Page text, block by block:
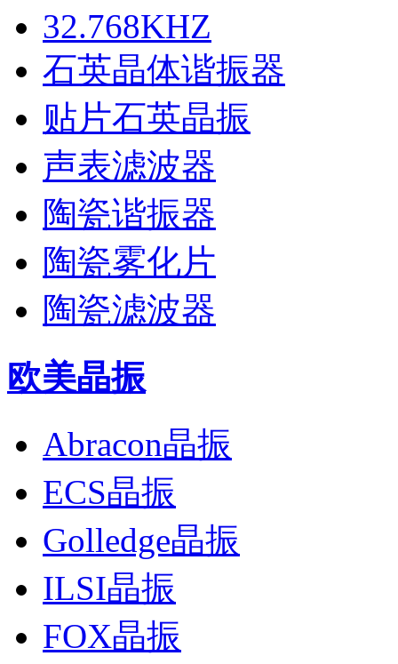
32.768KHZ
石英晶体谐振器
贴片石英晶振
声表滤波器
陶瓷谐振器
陶瓷雾化片
陶瓷滤波器
欧美晶振
Abracon晶振
ECS晶振
Golledge晶振
ILSI晶振
FOX晶振